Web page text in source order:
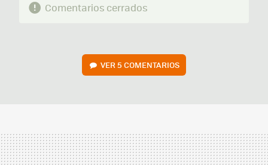
Comentarios cerrados
VER5 COMENTARIOS